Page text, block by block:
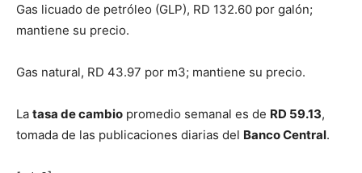
Gas licuado de petróleo (GLP), RD 132.60 por galón;
mantiene su precio.
Gas natural, RD 43.97 por m3; mantiene su precio.
La tasa de cambio promedio semanal es de RD 59.13,
tomada de las publicaciones diarias del Banco Central.